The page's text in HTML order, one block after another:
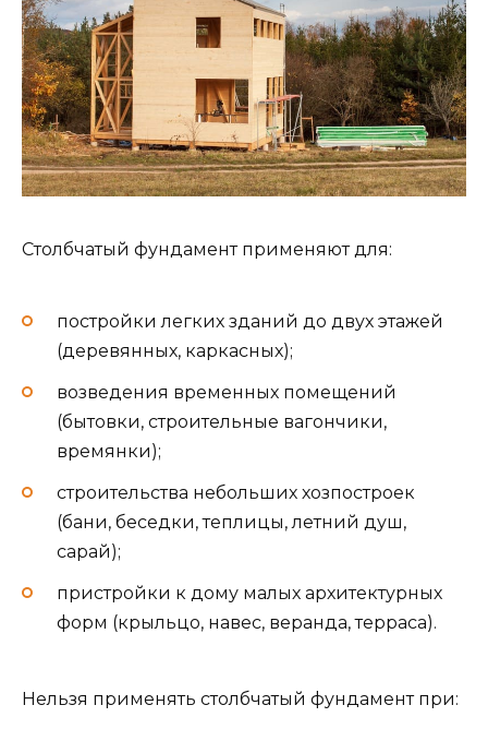
Столбчатый фундамент применяют для:
постройки легких зданий до двух этажей
(деревянных, каркасных);
возведения временных помещений
(бытовки, строительные вагончики,
времянки);
строительства небольших хозпостроек
(бани, беседки, теплицы, летний душ,
сарай);
пристройки к дому малых архитектурных
форм (крыльцо, навес, веранда, терраса).
Нельзя применять столбчатый фундамент при: